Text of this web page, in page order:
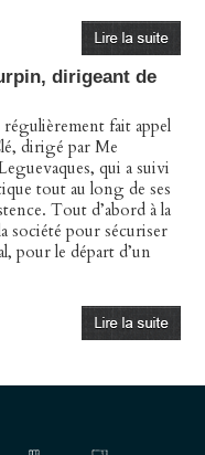
dirigeant de
fait appel
dirigé par Me
qui a suivi
tout au long de ses
Tout d’abord à la
société pour sécuriser
pour le départ d’un